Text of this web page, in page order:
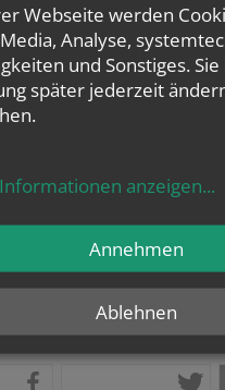
PAss Diözese St. Pölten
PAss Erzdiözese Wien
Webseite werden
Analyse,
und Sonstiges.
später jederzeit
anzeigen...
Ablehnen
Annehmen